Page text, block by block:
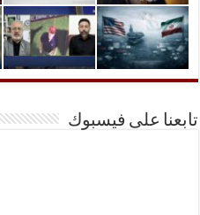
تابعنا على فيسبوك